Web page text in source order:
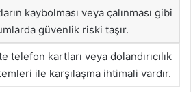
kaybolması veya çalınması gibi
güvenlik riski taşır.
telefon kartları veya dolandırıcılık
ile karşılaşma ihtimali vardır.